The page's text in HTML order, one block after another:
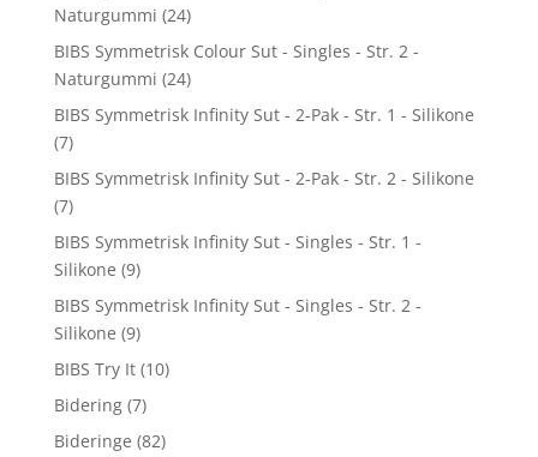
Naturgummi (24)
BIBS Symmetrisk Colour Sut - Singles - Str. 2 -
Naturgummi (24)
BIBS Symmetrisk Infinity Sut - 2-Pak - Str. 1 - Silikone
(7)
BIBS Symmetrisk Infinity Sut - 2-Pak - Str. 2 - Silikone
(7)
BIBS Symmetrisk Infinity Sut - Singles - Str. 1 -
Silikone (9)
BIBS Symmetrisk Infinity Sut - Singles - Str. 2 -
Silikone (9)
BIBS Try It (10)
Bidering (7)
Bideringe (82)